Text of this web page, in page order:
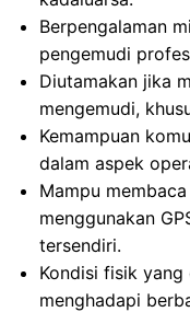
Berpengalaman
pengemudi
Diutamakan jika
mengemudi,
Kemampuan
dalam aspek
Mampu
menggunakan
tersendiri.
Kondisi fisik
menghadapi